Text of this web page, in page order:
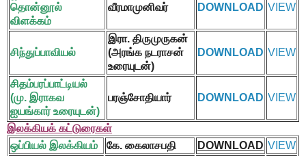
தொன்னூல்
விளக்கம்
வீரமாமுனிவர் DOWNLOAD VIEW
சிந்துப்பாவியல்
இரா. திருமுருகன்
(அரங்க நடராசன்
உரையுடன்)
DOWNLOAD VIEW
சிதம்பரப்பாட்டியல்
(மு. இராகவ
ஐயங்கார் உரையுடன்)
பரஞ்சோதியார் DOWNLOAD VIEW
இலக்கியக் கட்டுரைகள்
ஒப்பியல் இலக்கியம்
கே. கைலாசபதி DOWNLOAD VIEW